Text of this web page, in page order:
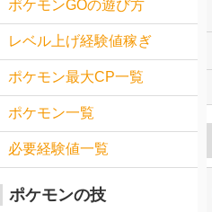
ポケモンGOの遊び方
レベル上げ経験値稼ぎ
ポケモン最大CP一覧
ポケモン一覧
必要経験値一覧
ポケモンの技